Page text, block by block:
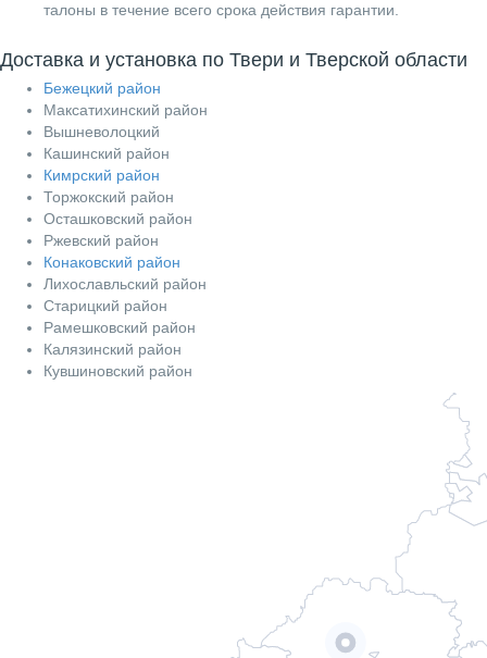
талоны в течение всего срока действия гарантии.
Доставка и установка по Твери и Тверской области
Бежецкий район
Максатихинский район
Вышневолоцкий
Кашинский район
Кимрский район
Торжокский район
Осташковский район
Ржевский район
Конаковский район
Лихославльский район
Старицкий район
Рамешковский район
Калязинский район
Кувшиновский район